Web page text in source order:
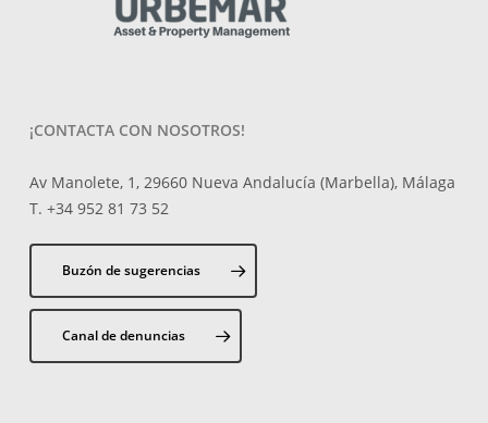
¡CONTACTA CON NOSOTROS!
Av Manolete, 1, 29660 Nueva Andalucía (Marbella), Málaga
T. +34 952 81 73 52
Buzón de sugerencias
Canal de denuncias